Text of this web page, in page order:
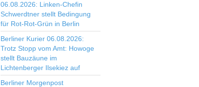
06.08.2026: Linken-Chefin
Schwerdtner stellt Bedingung
für Rot-Rot-Grün in Berlin
Berliner Kurier 06.08.2026:
Trotz Stopp vom Amt: Howoge
stellt Bauzäune im
Lichtenberger Ilsekiez auf
Berliner Morgenpost